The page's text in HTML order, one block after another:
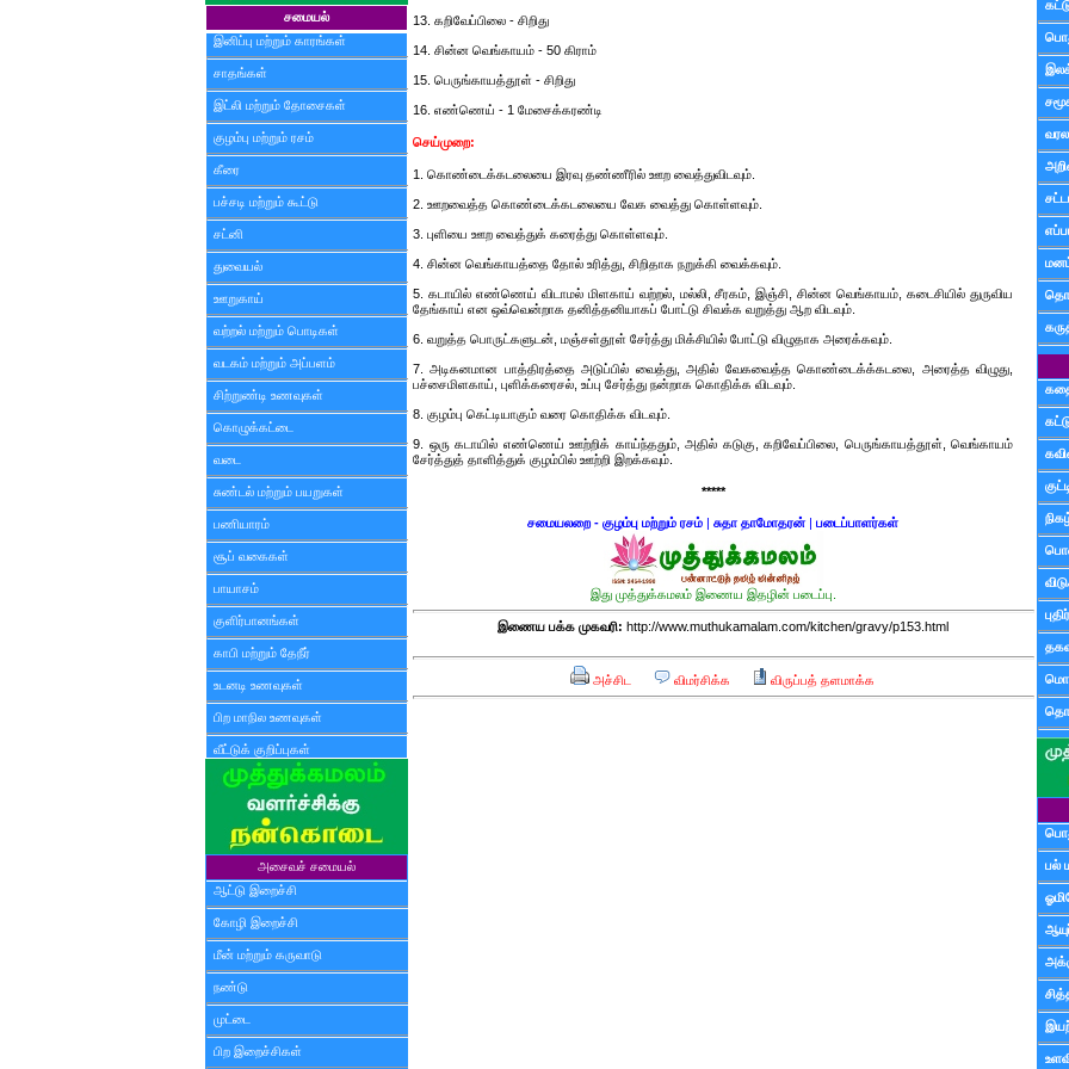
சமையல்
இனிப்பு மற்றும் காரங்கள்
சாதங்கள்
இட்லி மற்றும் தோசைகள்
குழம்பு மற்றும் ரசம்
கீரை
பச்சடி மற்றும் கூட்டு
சட்னி
துவையல்
ஊறுகாய்
வற்றல் மற்றும் பொடிகள்
வடகம் மற்றும் அப்பளம்
சிற்றுண்டி உணவுகள்
கொழுக்கட்டை
வடை
சுண்டல் மற்றும் பயறுகள்
பணியாரம்
சூப் வகைகள்
பாயாசம்
குளிர்பானங்கள்
காபி மற்றும் தேநீர்
உடனடி உணவுகள்
பிற மாநில உணவுகள்
வீட்டுக் குறிப்புகள்
அசைவச் சமையல்
ஆட்டு இறைச்சி
கோழி இறைச்சி
மீன் மற்றும் கருவாடு
நண்டு
முட்டை
பிற இறைச்சிகள்
13. கறிவேப்பிலை - சிறிது
14. சின்ன வெங்காயம் - 50 கிராம்
15. பெருங்காயத்தூள் - சிறிது
16. எண்ணெய் - 1 மேசைக்கரண்டி
செய்முறை:
1. கொண்டைக்கடலையை இரவு தண்ணீரில் ஊற வைத்துவிடவும்.
2. ஊறவைத்த கொண்டைக்கடலையை வேக வைத்து கொள்ளவும்.
3. புளியை ஊற வைத்துக் கரைத்து கொள்ளவும்.
4. சின்ன வெங்காயத்தை தோல் உரித்து, சிறிதாக நறுக்கி வைக்கவும்.
5. கடாயில் எண்ணெய் விடாமல் மிளகாய் வற்றல், மல்லி, சீரகம், இஞ்சி, சின்ன வெங்காயம், கடைசியில் துருவிய
தேங்காய் என ஒவ்வென்றாக தனித்தனியாகப் போட்டு சிவக்க வறுத்து ஆற விடவும்.
6. வறுத்த பொருட்களுடன், மஞ்சள்தூள் சேர்த்து மிக்சியில் போட்டு விழுதாக அரைக்கவும்.
7. அடிகனமான பாத்திரத்தை அடுப்பில் வைத்து, அதில் வேகவைத்த கொண்டைக்க்கடலை, அரைத்த விழுது,
பச்சைமிளகாய், புளிக்கரைசல், உப்பு சேர்த்து நன்றாக கொதிக்க விடவும்.
8. குழம்பு கெட்டியாகும் வரை கொதிக்க விடவும்.
9. ஒரு கடாயில் எண்ணெய் ஊற்றிக் காய்ந்ததும், அதில் கடுகு, கறிவேப்பிலை, பெருங்காயத்தூள், வெங்காயம்
சேர்த்துத் தாளித்துக் குழம்பில் ஊற்றி இறக்கவும்.
*****
சமையலறை - குழம்பு மற்றும் ரசம் | சுதா தாமோதரன்| படைப்பாளர்கள்
இது முத்துக்கமலம் இணைய இதழின் படைப்பு.
இணைய பக்க முகவரி: http://www.muthukamalam.com/kitchen/gravy/p153.html
அச்சிட விமர்சிக்க விருப்பத் தளமாக்க
பல்